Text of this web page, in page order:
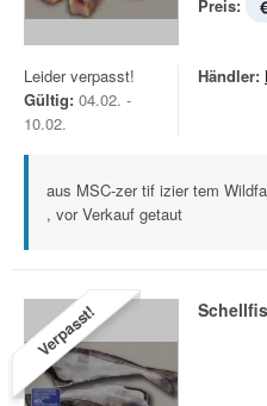
Preis:
Leider verpasst!
Gültig: 04.02. -
10.02.
Händler:
aus MSC-zer tif izier tem
, vor Verkauf getaut
Verpasst!